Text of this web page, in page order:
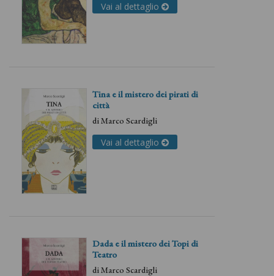
Vai al dettaglio
Tina e il mistero dei pirati di
città
diMarco Scardigli
Vai al dettaglio
Dada e il mistero dei Topi di
Teatro
diMarco Scardigli